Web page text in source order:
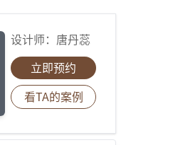
设计师： 唐丹蕊
立即预约
看TA的案例